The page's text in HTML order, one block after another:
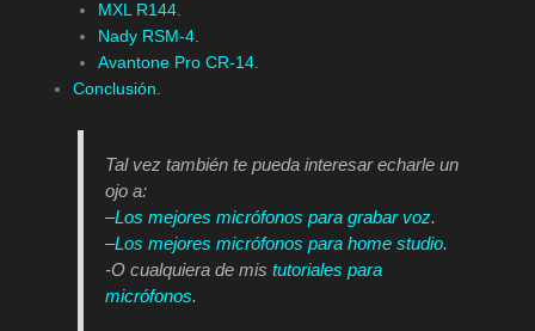
MXL R144.
Nady RSM-4.
Avantone Pro CR-14.
Conclusión.
Tal vez también te pueda interesar echarle un
ojo a:
–Los mejores micrófonos para grabar voz.
–Los mejores micrófonos para home studio.
-O cualquiera de mistutoriales para
micrófonos.